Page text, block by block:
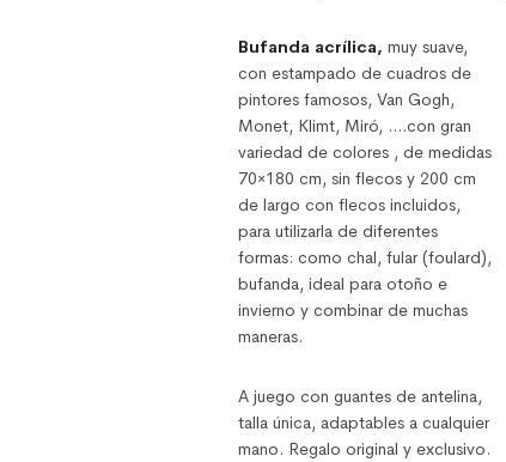
Bufanda acrílica, muy suave,
con estampado de cuadros de
pintores famosos, Van Gogh,
Monet, Klimt, Miró, ….con gran
variedad de colores , de medidas
70×180 cm, sin flecos y 200 cm
de largo con flecos incluidos,
para utilizarla de diferentes
formas: como chal, fular (foulard),
bufanda, ideal para otoño e
invierno y combinar de muchas
maneras.
A juego con guantes de antelina,
talla única, adaptables a cualquier
mano. Regalo original y exclusivo.